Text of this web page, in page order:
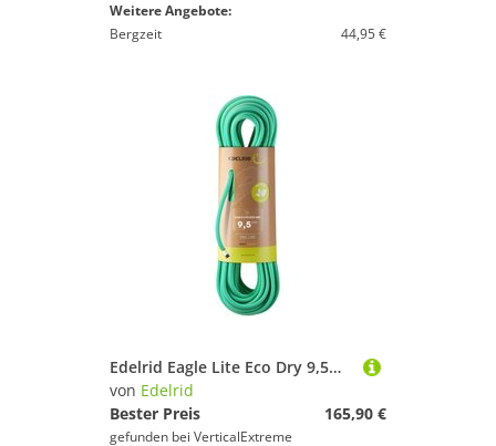
Weitere Angebote:
Bergzeit
44,95 €
Edelrid Eagle Lite Eco Dry 9,5mm - Kletterseil
von Edelrid
Bester Preis
165,90 €
gefunden bei VerticalExtreme